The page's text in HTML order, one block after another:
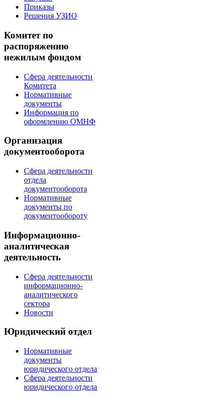
Приказы
Решения УЗИО
Комитет по
распоряжению
нежилым фондом
Сфера деятельности
Комитета
Нормативные
документы
Информация по
оформлению ОМНФ
Организация
документооборота
Сфера деятельности
отдела
документооборота
Нормативные
документы по
документообороту
Информационно-
аналитическая
деятельность
Сфера деятельности
информационно-
аналитического
сектора
Новости
Юридический отдел
Нормативные
документы
юридического отдела
Сфера деятельности
юридического отдела